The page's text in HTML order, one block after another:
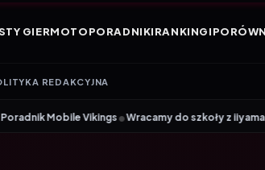
GIERMOTOPORADNIKIRANKINGI
REDAKCYJNA
•Wracamy do szkoły z iiyama – promocja Back to